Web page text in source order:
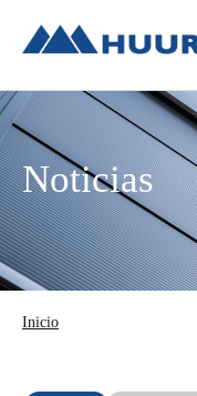
navegación
principal
principal
barra
lateral
principal
Noticias
Inicio